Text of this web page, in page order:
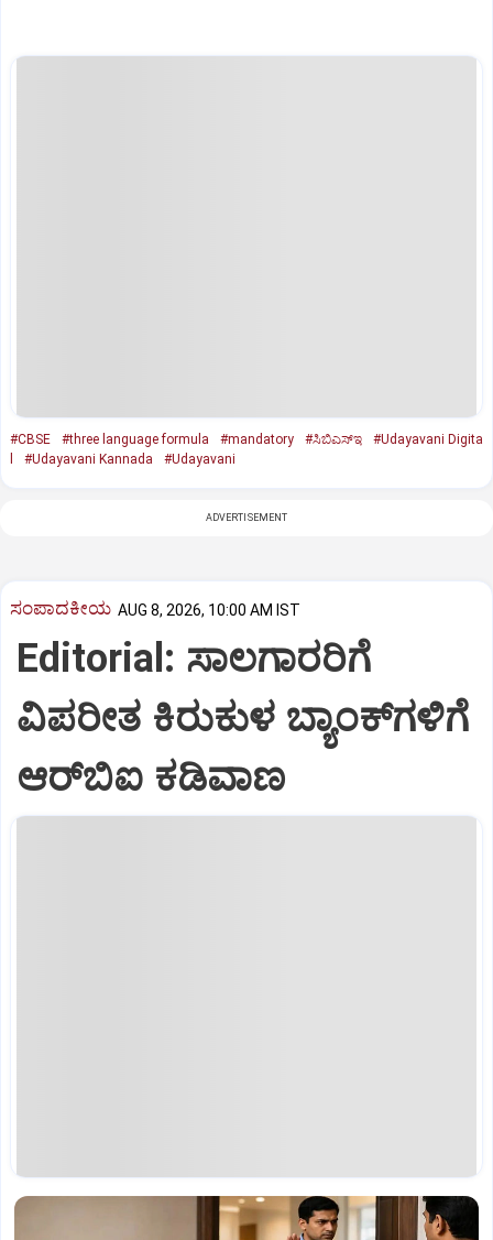
#CBSE #three language formula #mandatory #ಸಿಬಿಎಸ್‌ಇ
#Udayavani Digita
#Udayavani Kannada #Udayavani
ADVERTISEMENT
ಸಂಪಾದಕೀಯ AUG 8, 2026, 10:00 AM IST
Editorial: ಸಾಲಗಾರರಿಗೆ
ವಿಪರೀತ ಕಿರುಕುಳ ಬ್ಯಾಂಕ್‌ಗಳಿಗೆ
ಆರ್‌ಬಿಐ ಕಡಿವಾಣ